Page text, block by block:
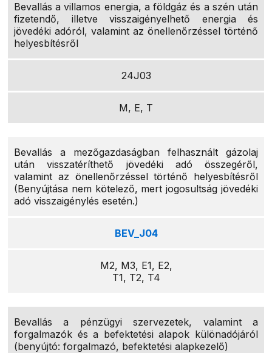
Bevallás a villamos energia, a földgáz és a szén után
fizetendő, illetve visszaigényelhető energia és
jövedéki adóról, valamint az önellenőrzéssel történő
helyesbítésről
24J03
M, E, T
Bevallás a mezőgazdaságban felhasznált gázolaj
után visszatéríthető jövedéki adó összegéről,
valamint az önellenőrzéssel történő helyesbítésről
(Benyújtása nem kötelező, mert jogosultság jövedéki
adó visszaigénylés esetén.)
BEV_J04
M2, M3, E1, E2,
T1, T2, T4
Bevallás a pénzügyi szervezetek, valamint a
forgalmazók és a befektetési alapok különadójáról
(benyújtó: forgalmazó, befektetési alapkezelő)